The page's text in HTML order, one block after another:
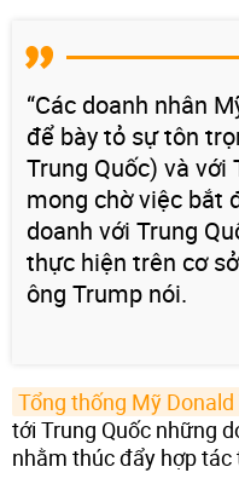
“Các doanh nhân
để bày tỏ sự tôn
Trung Quốc) và với
mong chờ việc bắt
doanh với Trung
thực hiện trên cơ
ông Trump nói.
Tổng thống Mỹ
tới Trung Quốc những
nhằm thúc đẩy hợp tác